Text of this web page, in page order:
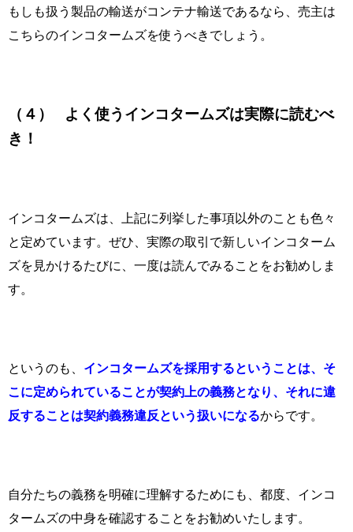
もしも扱う製品の輸送がコンテナ輸送であるなら、売主は
こちらのインコタームズを使うべきでしょう。
（４）
よく使うインコタームズは実際に読むべ
き！
インコタームズは、上記に列挙した事項以外のことも色々
と定めています。ぜひ、実際の取引で新しいインコターム
ズを見かけるたびに、一度は読んでみることをお勧めしま
す。
というのも、 インコタームズを採用するということは、そ
こに定められていることが契約上の義務となり、それに違
反することは契約義務違反という扱いになるからです。
自分たちの義務を明確に理解するためにも、都度、インコ
タームズの中身を確認することをお勧めいたします。